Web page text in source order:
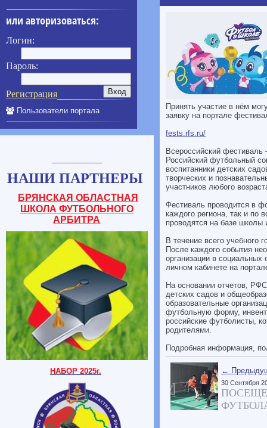
или авторизоваться:
Логин:
Пароль:
Регистрация
Пользователи портала
НАШИ ПАРТНЕРЫ
БРЯНСКАЯ ОБЛАСТНАЯ
ШКОЛА ФУТБОЛЬНОГО
АРБИТРА
НАБОР 2025г.
Принять участие в нём
заявку на портале
fests.rfs.ru/
Всероссийский
Российский футбольный
воспитанники детских
творческих и
участников любого
Фестиваль проводится в
каждого региона, так и по
проводятся на базе
В течение всего учебного
После каждого события
организации в
личном кабинете на
На основании отчетов,
детских садов и
образовательные
футбольную форму,
российские футболисты,
родителями.
Подробная информация,
←
30 Сентября